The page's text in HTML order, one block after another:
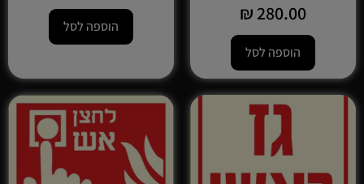
280.00
₪
הוספה לסל
הוספה לסל